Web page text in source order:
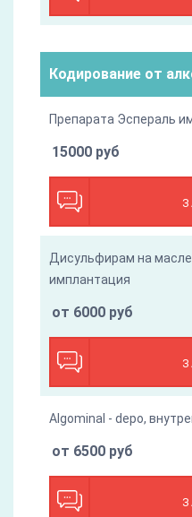
Кодирование от
Препарата Эспераль
15000 руб
Дисульфирам на
имплантация
от 6000 руб
Algominal - depo,
от 6500 руб